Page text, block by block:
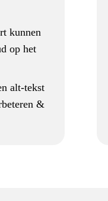
kunnen
op het
alt-tekst
&